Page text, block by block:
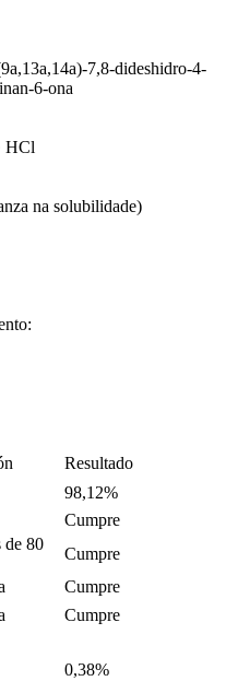
7,8-dideshidro-4-
6-ona
HCl
na solubilidade)
Resultado
98,12%
Cumpre
de 80
Cumpre
Cumpre
Cumpre
0,38%